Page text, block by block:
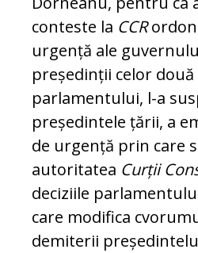
conteste la CCR
urgență ale
președinții celor două
parlamentului, l-a
președintele țării, a
de urgență prin care
autoritatea Curții
deciziile
care modifica
demiterii